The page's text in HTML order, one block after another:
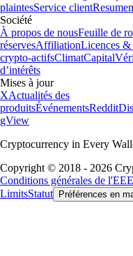
plaintesService client
Société
À propos de nousFeuille de
réservesAffiliationLicences &
crypto-actifsClimatCapital
d’intérêts
Mises à jour
XActualités des
produitsÉvénementsReddit
gView
Cryptocurrency in Every
Copyright © 2018 - 2026
Conditions générales de l'EEE
LimitsStatut Préférences en